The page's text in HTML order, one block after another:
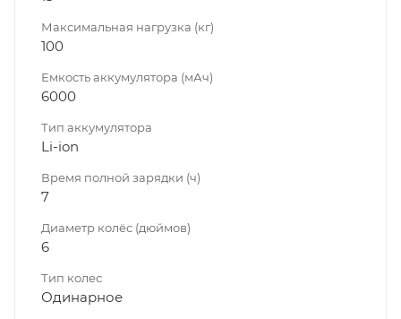
Максимальная нагрузка (кг)
100
Емкость аккумулятора (мАч)
6000
Тип аккумулятора
Li-ion
Время полной зарядки (ч)
7
Диаметр колёс (дюймов)
6
Тип колес
Одинарное